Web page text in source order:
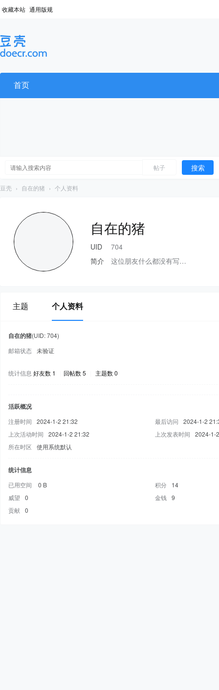
收藏本站 通用版规
首页
帖子 搜索
豆壳 › 自在的猪 › 个人资料
自在的猪
UID
704
简介
这位朋友什么都没有写…
主题 个人资料
自在的猪(UID: 704)
邮箱状态
未验证
统计信息 好友数 1 回帖数 5 主题数 0
活跃概况
注册时间 2024-1-2 21:32 最后访问
2024-1-2
上次活动时间
2024-1-2 21:32 上次发表时间
2024-1-
所在时区
使用系统默认
统计信息
已用空间 0 B 积分
14
威望
0 金钱 9
贡献 0